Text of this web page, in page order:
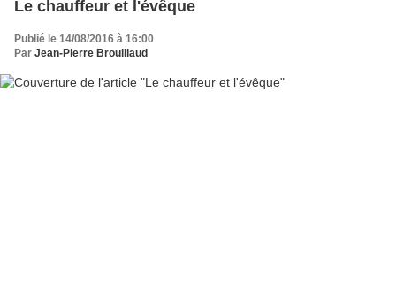
Le chauffeur et l'évêque
Publié le 14/08/2016 à 16:00
Par Jean-Pierre Brouillaud